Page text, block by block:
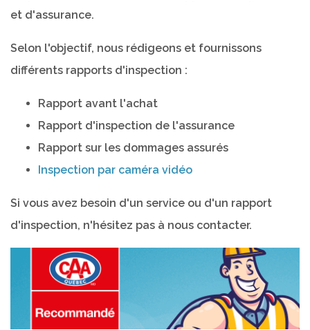
et d'assurance.
Selon l'objectif, nous rédigeons et fournissons
différents rapports d'inspection :
Rapport avant l'achat
Rapport d'inspection de l'assurance
Rapport sur les dommages assurés
Inspection par caméra vidéo
Si vous avez besoin d'un service ou d'un rapport
d'inspection, n'hésitez pas à nous contacter.